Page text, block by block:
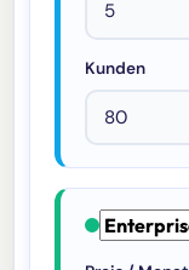
Kunden